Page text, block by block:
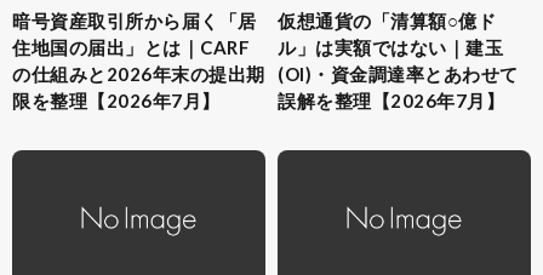
暗号資産取引所から届く「居
住地国の届出」とは｜CARF
の仕組みと2026年末の提出期
限を整理【2026年7月】
仮想通貨の「清算額○億ド
ル」は実額ではない｜建玉
(OI)・資金調達率とあわせて
誤解を整理【2026年7月】